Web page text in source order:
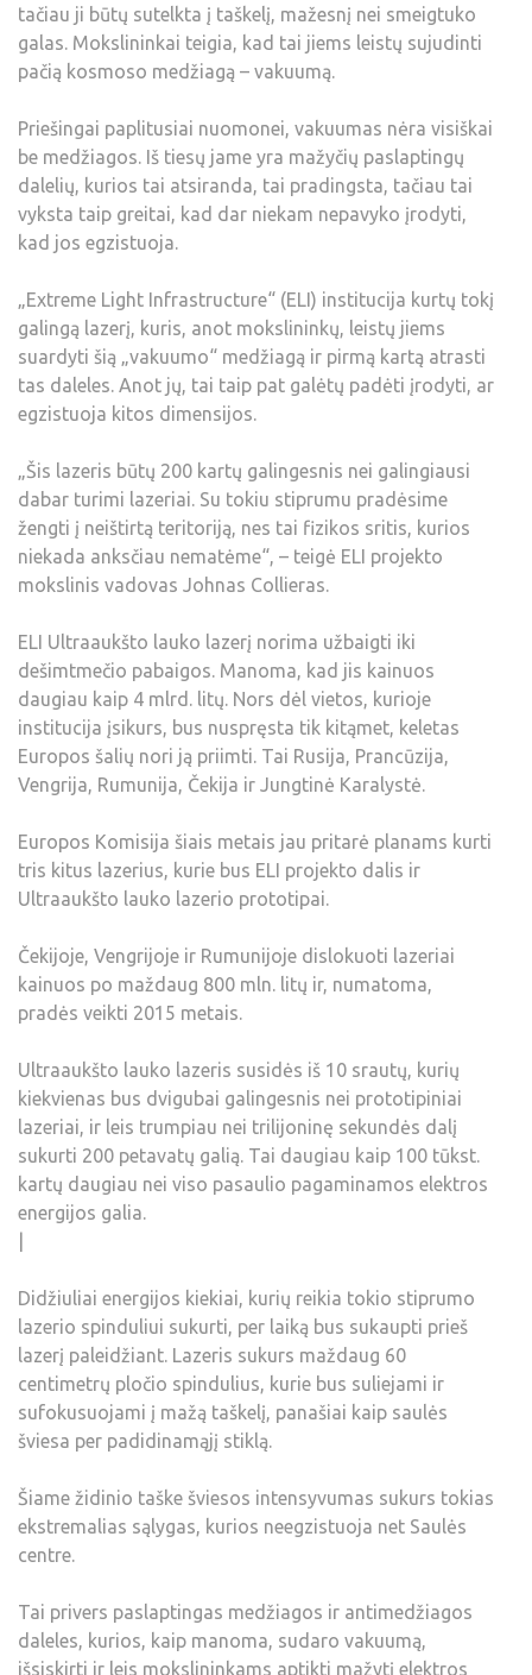
tačiau ji būtų sutelkta į taškelį, mažesnį nei smeigtuko
galas. Mokslininkai teigia, kad tai jiems leistų sujudinti
pačią kosmoso medžiagą – vakuumą.
Priešingai paplitusiai nuomonei, vakuumas nėra visiškai
be medžiagos. Iš tiesų jame yra mažyčių paslaptingų
dalelių, kurios tai atsiranda, tai pradingsta, tačiau tai
vyksta taip greitai, kad dar niekam nepavyko įrodyti,
kad jos egzistuoja.
„Extreme Light Infrastructure“ (ELI) institucija kurtų tokį
galingą lazerį, kuris, anot mokslininkų, leistų jiems
suardyti šią „vakuumo“ medžiagą ir pirmą kartą atrasti
tas daleles. Anot jų, tai taip pat galėtų padėti įrodyti, ar
egzistuoja kitos dimensijos.
„Šis lazeris būtų 200 kartų galingesnis nei galingiausi
dabar turimi lazeriai. Su tokiu stiprumu pradėsime
žengti į neištirtą teritoriją, nes tai fizikos sritis, kurios
niekada anksčiau nematėme“, – teigė ELI projekto
mokslinis vadovas Johnas Collieras.
ELI Ultraaukšto lauko lazerį norima užbaigti iki
dešimtmečio pabaigos. Manoma, kad jis kainuos
daugiau kaip 4 mlrd. litų. Nors dėl vietos, kurioje
institucija įsikurs, bus nuspręsta tik kitąmet, keletas
Europos šalių nori ją priimti. Tai Rusija, Prancūzija,
Vengrija, Rumunija, Čekija ir Jungtinė Karalystė.
Europos Komisija šiais metais jau pritarė planams kurti
tris kitus lazerius, kurie bus ELI projekto dalis ir
Ultraaukšto lauko lazerio prototipai.
Čekijoje, Vengrijoje ir Rumunijoje dislokuoti lazeriai
kainuos po maždaug 800 mln. litų ir, numatoma,
pradės veikti 2015 metais.
Ultraaukšto lauko lazeris susidės iš 10 srautų, kurių
kiekvienas bus dvigubai galingesnis nei prototipiniai
lazeriai, ir leis trumpiau nei trilijoninę sekundės dalį
sukurti 200 petavatų galią. Tai daugiau kaip 100 tūkst.
kartų daugiau nei viso pasaulio pagaminamos elektros
energijos galia.
Didžiuliai energijos kiekiai, kurių reikia tokio stiprumo
lazerio spinduliui sukurti, per laiką bus sukaupti prieš
lazerį paleidžiant. Lazeris sukurs maždaug 60
centimetrų pločio spindulius, kurie bus suliejami ir
sufokusuojami į mažą taškelį, panašiai kaip saulės
šviesa per padidinamąjį stiklą.
Šiame židinio taške šviesos intensyvumas sukurs tokias
ekstremalias sąlygas, kurios neegzistuoja net Saulės
centre.
Tai privers paslaptingas medžiagos ir antimedžiagos
daleles, kurios, kaip manoma, sudaro vakuumą,
išsiskirti ir leis mokslininkams aptikti mažytį elektros